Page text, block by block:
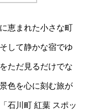
恵まれた小さな町
して静かな宿でゆ
ただ見るだけでな
色を心に刻む旅が
石川町 紅葉 スポッ